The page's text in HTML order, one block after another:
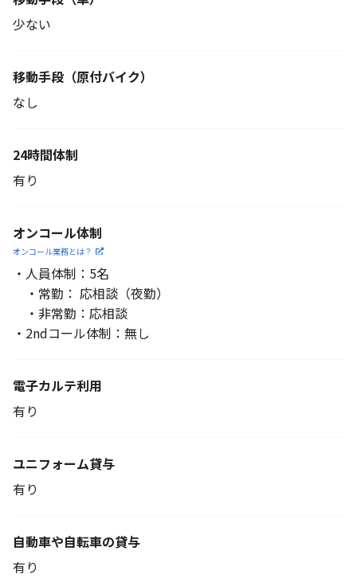
少ない
移動手段 （原付バイク）
なし
24時間体制
有り
オンコール体制
オンコール業務とは？
・人員体制：5名
・常勤： 応相談（夜勤）
・非常勤：応相談
・2ndコール体制：無し
電子カルテ利用
有り
ユニフォーム貸与
有り
自動車や自転車の貸与
有り